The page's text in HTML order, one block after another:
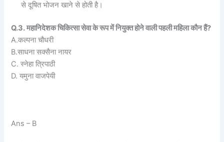
से दूषित भोजन खाने से होती है।
Q.3. महानिदेशक चिकित्सा सेवा के रूप में नियुक्त होने वाली पहली महिला कौन हैं?
A.कल्पना चौधरी
B.साधना सक्सैना नायर
C. स्नेहा त्रिपाठी
D. यमुना वाजपेयी
Ans – B